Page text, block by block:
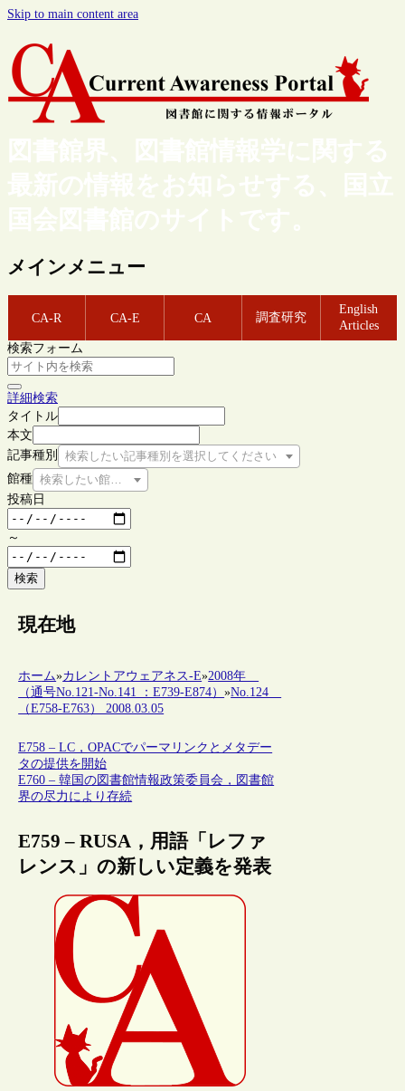
Skip to main content area
図書館界、図書館情報学に関する
最新の情報をお知らせする、国立
国会図書館のサイトです。
メインメニュー
CA-R CA-E CA 調査研究
English
Articles
検索フォーム
詳細検索
タイトル
本文
記事種別
検索したい記事種別を選択してください
館種 検索したい館種を選択してください
投稿日
～
検索
現在地
ホーム»カレントアウェアネス-E»2008年
（通号No.121-No.141 ：E739-E874）»No.124
（E758-E763） 2008.03.05
E758 – LC，OPACでパーマリンクとメタデー
タの提供を開始
E760 – 韓国の図書館情報政策委員会，図書館
界の尽力により存続
E759 – RUSA，用語「レファ
レンス」の新しい定義を発表